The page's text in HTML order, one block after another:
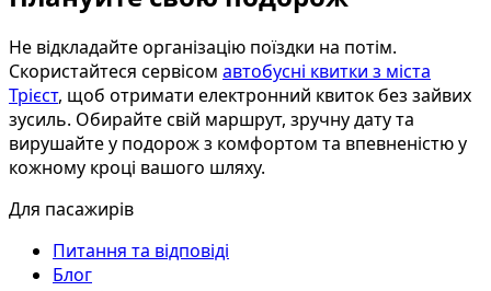
Не відкладайте організацію поїздки на потім.
Скористайтеся сервісом автобусні квитки з міста
Трієст, щоб отримати електронний квиток без зайвих
зусиль. Обирайте свій маршрут, зручну дату та
вирушайте у подорож з комфортом та впевненістю у
кожному кроці вашого шляху.
Для пасажирів
Питання та відповіді
Блог